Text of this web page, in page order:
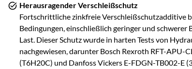
Herausragender Verschleißschutz
Fortschrittliche zinkfreie Verschleißschutzadditive
Bedingungen, einschließlich geringer und schwerer
Last. Dieser Schutz wurde in harten Tests von
nachgewiesen, darunter Bosch Rexroth RFT-APU-
(T6H20C) und Danfoss Vickers E-FDGN-TB002-E